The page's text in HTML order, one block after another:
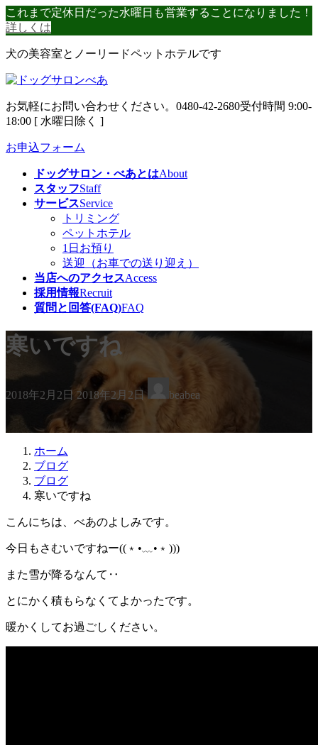
コ
ン
ン
ツ
へ
ス
キ
プ
ナ
ビ
ー
シ
ョ
ン
に
動
これまで定休日だった水曜日も営業することになりました！
詳しくは
犬の美容室とノーリードペットホテルです
お気軽にお問い合わせください。 0480-42-2680受付時間 9:00-
18:00 [ 水曜日除く ]
お申込フォーム
ドッグサロン・べあとはAbout
スタッフStaff
サービスService
トリミング
ペットホテル
1日お預り
送迎（お車での送り迎え）
当店へのアクセスAccess
採用情報Recruit
質問と回答(FAQ)FAQ
寒いですね
2018年2月2日
最
終
更
新
2018年2月2日 beabea
ホーム
ブログ
ブログ
寒いですね
こんにちは、べあのよしみです。
今日もさむいですねー((﹡•﹏•﹡)))
また雪が降るなんて‥
とにかく積もらなくてよかったです。
暖かくしてお過ごしください。